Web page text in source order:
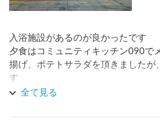
入浴施設があるのが良かったです
夕食はコミュニティキッチン090で
揚げ、ポテトサラダを頂きましたが
す
トイレもきれいで良かったです
ました
全て見る